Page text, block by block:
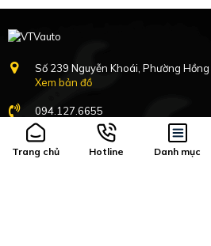
Số 239 Nguyễn Khoái, Phường Hồng
Xem bản đồ
094.127.6655
8h-17h:30 Nghỉ Chủ nhật
Trang chủ Hotline Danh mục